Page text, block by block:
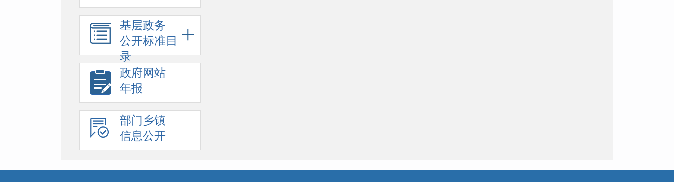
基层政务
公开标准目
录
政府网站
年报
部门乡镇
信息公开